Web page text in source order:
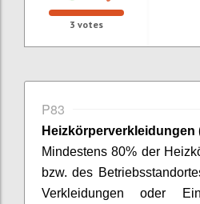
3 votes
P83
Heizkörperverkleidungen
Mindestens 80% der
bzw. des
Verkleidungen oder